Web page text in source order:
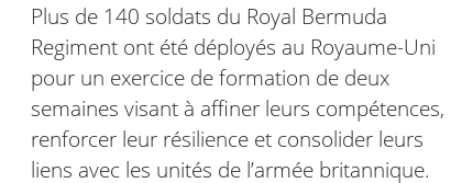
Plus de 140 soldats du Royal Bermuda
Regiment ont été déployés au Royaume-Uni
pour un exercice de formation de deux
semaines visant à affiner leurs compétences,
renforcer leur résilience et consolider leurs
liens avec les unités de l’armée britannique.